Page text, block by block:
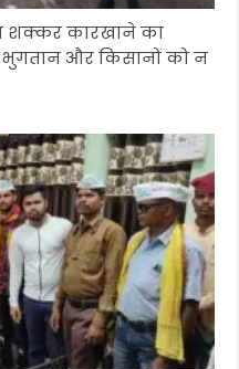
शक्कर कारखाने का
भुगतान और किसानों को न